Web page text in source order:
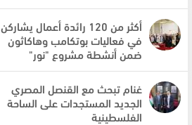
أكثر من 120 رائدة أعمال يشاركن
في فعاليات بوتكامب وهاكاثون
ضمن أنشطة مشروع "نور"
غنام تبحث مع القنصل المصري
الجديد المستجدات على الساحة
الفلسطينية